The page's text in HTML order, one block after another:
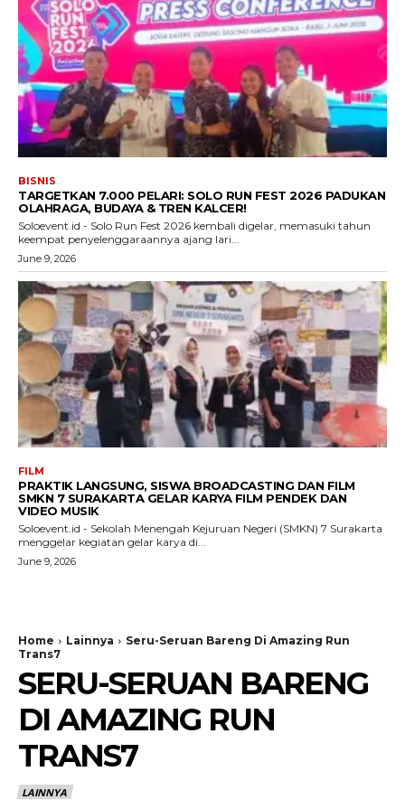
BISNIS
TARGETKAN 7.000 PELARI: SOLO RUN FEST 2026 PADUKAN
OLAHRAGA, BUDAYA & TREN KALCER!
Soloevent.id - Solo Run Fest 2026 kembali digelar, memasuki tahun
keempat penyelenggaraannya ajang lari...
June 9, 2026
FILM
PRAKTIK LANGSUNG, SISWA BROADCASTING DAN FILM
SMKN 7 SURAKARTA GELAR KARYA FILM PENDEK DAN
VIDEO MUSIK
Soloevent.id - Sekolah Menengah Kejuruan Negeri (SMKN) 7 Surakarta
menggelar kegiatan gelar karya di...
June 9, 2026